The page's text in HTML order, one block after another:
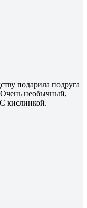
подарила подруга
необычный,
кислинкой.